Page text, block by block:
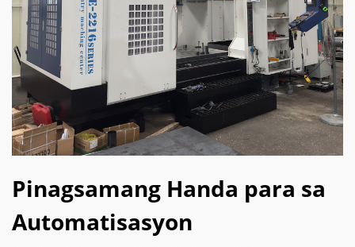
Pinagsamang Handa para sa
Automatisasyon